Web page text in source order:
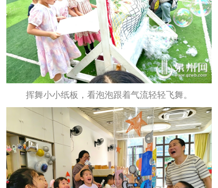
挥舞小小纸板，看泡泡跟着气流轻轻飞舞。